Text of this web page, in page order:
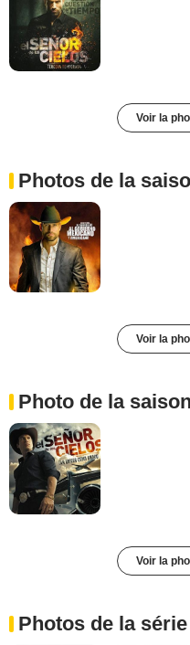
Voir la
Photos de la
Voir la
Photo de la
Voir la
Photos de la série